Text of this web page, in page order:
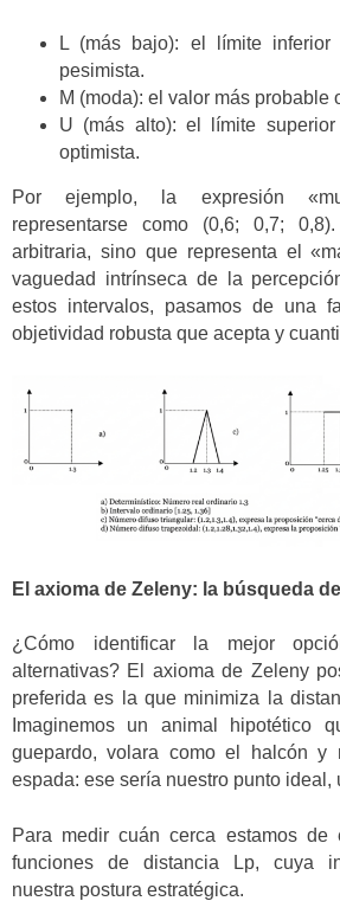
L (más bajo): el límite
pesimista.
M (moda): el valor más probable
U (más alto): el límite
optimista.
Por ejemplo, la expresión
representarse como (0,6; 0,7;
arbitraria, sino que representa el
vaguedad intrínseca de la
estos intervalos, pasamos de una
objetividad robusta que acepta y
El axioma de Zeleny: la búsqueda
¿Cómo identificar la mejor
alternativas? El axioma de Zeleny
preferida es la que minimiza la
Imaginemos un animal hipotético
guepardo, volara como el halcón y
espada: ese sería nuestro punto ideal,
Para medir cuán cerca estamos de
funciones de distancia Lp, cuya
nuestra postura estratégica.